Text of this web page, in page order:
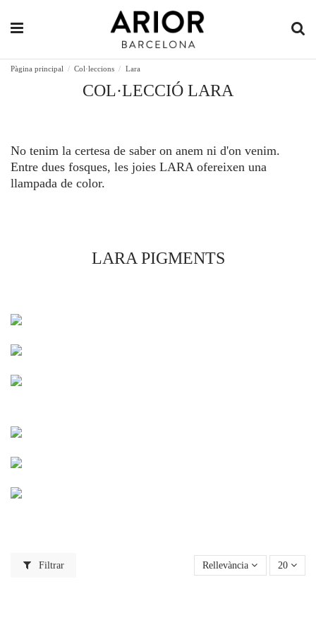
Pàgina principal Col·leccions Lara
COL·LECCIÓ LARA
No tenim la certesa de saber on anem ni d'on venim.
Entre dues fosques, les joies LARA ofereixen una
llampada de color.
LARA PIGMENTS
Filtrar Rellevància 20